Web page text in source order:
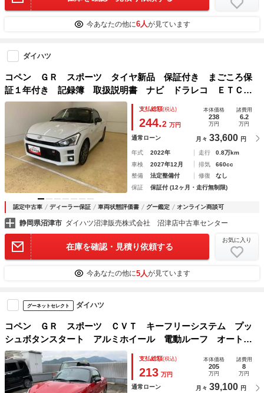
今あなたの他に6人が見ています
ダイハツ
コペン ＧＲ スポーツ タイヤ新品 保証付き まごころ保
証１年付き 記録簿 取扱説明書 ナビ ドラレコ ＥＴＣ
バックカメラ スマートキー アルミホイール ターボ ワン
オーナー エアバッグ エアコン パワーステアリング パワ
ーウィンドウ ＡＢＳ
支払総額(税込)
244.2 万円
本体価格
238
万円
諸費用
6.2
万円
通常ローン 月々 33,600 円
年式 2022年 走行
0.8万km
車検
2027年12月 排気
660cc
整備
法定整備付 修復
なし
保証
保証付 (12ヶ月・走行無制限)
認定中古車 ディーラー保証 車両状態評価書 グー鑑定 オンライン商談可
静岡県沼津市 ダイハツ沼津販売株式会社 沼津店中古車センター
在庫を確認・見積り依頼する
お気に入り
今あなたの他に5人が見ています
グーネットセレクト ダイハツ
コペン ＧＲ スポーツ ＣＶＴ キーフリーシステム プッ
シュボタンスタート アルミホイール 電動ルーフ オートエ
アコン（プッシュ式）
支払総額(税込)
213 万円
本体価格
205
万円
諸費用
8
万円
通常ローン 月々 39,100 円